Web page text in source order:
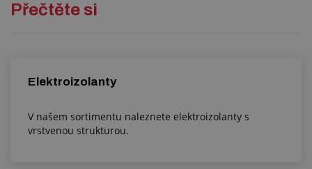
Přečtěte si
Elektroizolanty
V našem sortimentu naleznete elektroizolanty s
vrstvenou strukturou.